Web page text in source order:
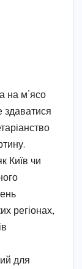
на м’ясо
здаватися
Київ чи
регіонах,
для